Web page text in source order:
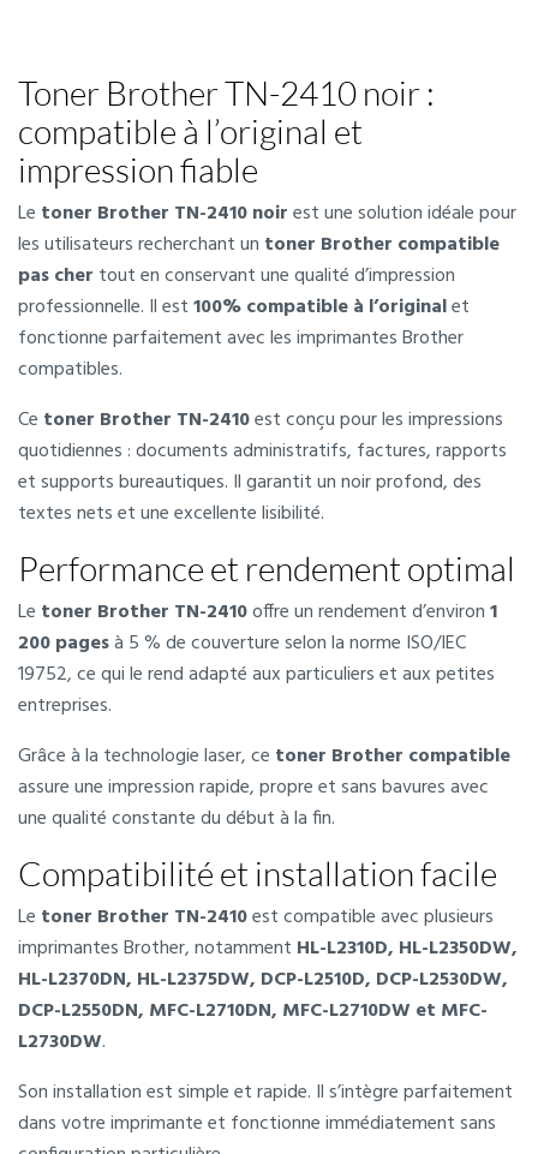
Toner Brother TN-2410 noir :
compatible à l’original et
impression fiable
Le toner Brother TN-2410 noirest une solution idéale pour
les utilisateurs recherchant un toner Brother compatible
pas cher tout en conservant une qualité d’impression
professionnelle. Il est100% compatible à l’originalet
fonctionne parfaitement avec les imprimantes Brother
compatibles.
Ce toner Brother TN-2410est conçu pour les impressions
quotidiennes : documents administratifs, factures, rapports
et supports bureautiques. Il garantit un noir profond, des
textes nets et une excellente lisibilité.
Performance et rendement optimal
Le toner Brother TN-2410offre un rendement d’environ1
200 pagesà 5 % de couverture selon la norme ISO/IEC
19752, ce qui le rend adapté aux particuliers et aux petites
entreprises.
Grâce à la technologie laser, ce toner Brother compatible
assure une impression rapide, propre et sans bavures avec
une qualité constante du début à la fin.
Compatibilité et installation facile
Le toner Brother TN-2410est compatible avec plusieurs
imprimantes Brother, notamment HL-L2310D, HL-L2350DW,
HL-L2370DN, HL-L2375DW, DCP-L2510D, DCP-L2530DW,
DCP-L2550DN, MFC-L2710DN, MFC-L2710DW et MFC-
L2730DW.
Son installation est simple et rapide. Il s’intègre parfaitement
dans votre imprimante et fonctionne immédiatement sans